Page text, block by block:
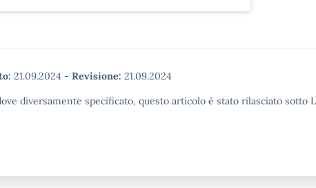
21.09.2024 - Revisione: 21.09.2024
diversamente specificato, questo articolo è stato rilasciato sotto